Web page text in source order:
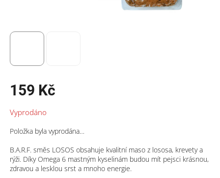
159 Kč
cena:
Vyprodáno
Položka byla vyprodána…
B.A.R.F. směs LOSOS obsahuje kvalitní maso z lososa, krevety a
rýži. Díky Omega 6 mastným kyselinám budou mít pejsci krásnou,
zdravou a lesklou srst a mnoho energie.